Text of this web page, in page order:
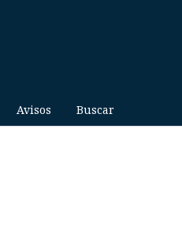
Avisos Buscar